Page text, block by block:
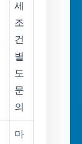
세
조
건
별
도
문
의
마